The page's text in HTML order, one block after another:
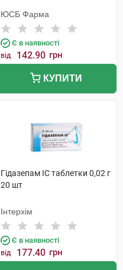
ЮСБ Фарма
Є в наявності
від 142.90 грн
КУПИТИ
Гідазепам IC таблетки 0,02 г
20 шт
Інтерхім
Є в наявності
від 177.40 грн